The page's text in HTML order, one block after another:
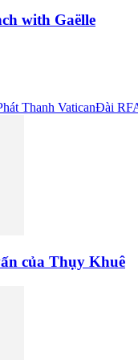
with Gaëlle
Thanh VaticanĐài
của Thụy Khuê